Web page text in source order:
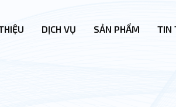
DỊCH VỤ SẢN PHẨM TIN